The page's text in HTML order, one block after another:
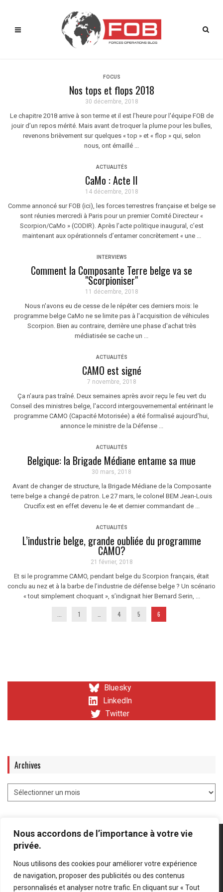
Nous accordons de l’importance à votre vie
privée.
Nous utilisons des cookies pour améliorer votre expérience
de navigation, proposer des publicités ou des contenus
personnalisés et analyser notre trafic. En cliquant sur « Tout
FOCUS
Nos tops et flops 2018
30 décembre, 2018
Le chapitre 2018 arrive à son terme et il est l’heure pour l'équipe FOB de
jouir d’un repos mérité. Mais avant de troquer la plume pour les bulles,
revenons brièvement sur quelques « top » et « flop » qui, selon
nous, ont émaillé ...
ACTUALITÉS
CaMo : Acte II
14 décembre, 2018
Comme annoncé sur FOB (ici), les forces terrestres française et belge se
sont réunies mercredi à Paris pour un premier Comité Directeur «
Scorpion/CaMo » (CODIR). Après l’acte politique inaugural, c’est
maintenant aux opérationnels d’entamer concrètement « une ...
INTERVIEWS
Comment la Composante Terre belge va se
"Scorpioniser"
11 décembre, 2018
Nous n'avons eu de cesse de le répéter ces derniers mois: le
programme belge CaMo ne se limite pas à l'acquisition de véhicules
Scorpion. Bien au contraire, derrière une phase d'achat très
médiatisée se cache un ...
ACTUALITÉS
CAMO est signé
7 novembre, 2018
Ça n’aura pas traîné. Deux semaines après avoir reçu le feu vert du
Conseil des ministres belge, l'accord intergouvernemental entérinant le
programme CAMO (Capacité Motorisée) a été formalisé aujourd’hui,
annonce le ministre de la Défense ...
ACTUALITÉS
Belgique: la Brigade Médiane entame sa mue
30 mars, 2018
Avant de changer de structure, la Brigade Médiane de la Composante
terre belge a changé de patron. Le 27 mars, le colonel BEM Jean-Louis
Crucifix est en effet devenu le 4e et dernier commandant de ...
ACTUALITÉS
L’industrie belge, grande oubliée du programme
CAMO?
21 février, 2018
Et si le programme CAMO, pendant belge du Scorpion français, était
conclu au nez et à la barbe de l’industrie de défense belge ? Un scénario
« tout simplement choquant », s’indignait hier Bernard Serin, ...
1 4 5 6
Bluesky
LinkedIn
Twitter
Archives
Mentions légales Politique de confidentialité